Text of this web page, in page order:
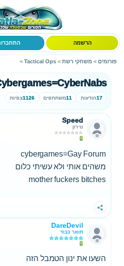
הרשמה
פורומים > משחקי רשת >
Tactical Ops
>
17הודעות 11משתתפים 1126צפיות
Speed
טירון
cybergames=Gay Forum
משהים אותי ולא עשיתי כלום
mother fuckers bitches
שתף
DareDevil
תואר כבוד
השעו את ינון הטמבל הזה